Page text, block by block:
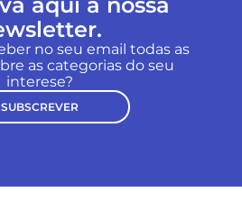
no seu email todas as
as categorias do seu
interese?
SUBSCREVER